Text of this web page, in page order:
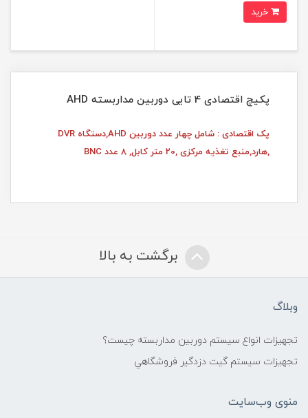
پکیچ اقتصادی 4 تایی دوربین مداربسته AHD
پک اقتصادی : شامل چهار عدد دوربین AHD,دستگاه DVR
,هارد,منبع تغذیه مرکزی ,20 متر کابل, 8 عدد BNC
برگشت به بالا
وبلاگ
تجهیزات انواع سیستم دوربین مداربسته چيست؟
تجهیزات سیستم گيت دزدگیر فروشگاهي
منوی وب‌سایت